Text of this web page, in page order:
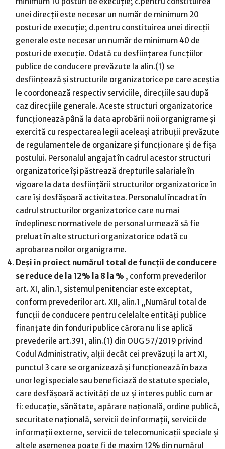
unei direcții este necesar un număr de minimum 20
posturi de execuție; d.pentru constituirea unei direcții
generale este necesar un număr de minimum 40 de
posturi de execuție. Odată cu desființarea funcțiilor
publice de conducere prevăzute la alin.(1) se
desființează și structurile organizatorice pe care aceștia
le coordonează respectiv serviciile, direcțiile sau după
caz direcțiile generale. Aceste structuri organizatorice
funcționează până la data aprobării noii organigrame și
exercită cu respectarea legii aceleași atribuții prevăzute
de regulamentele de organizare și funcționare și de fișa
postului. Personalul angajat în cadrul acestor structuri
organizatorice își păstrează drepturile salariale în
vigoare la data desființării structurilor organizatorice în
care își desfășoară activitatea. Personalul încadrat în
cadrul structurilor organizatorice care nu mai
îndeplinesc normativele de personal urmează să fie
preluat în alte structuri organizatorice odată cu
aprobarea noilor organigrame.
Deși in proiect numărul total de funcții de conducere
se reduce de la 12% la 8 la % , conform prevederilor
art. XI, alin.1, sistemul penitenciar este exceptat,
conform prevederilor art. XII, alin.1 „Numărul total de
funcții de conducere pentru celelalte entități publice
finanțate din fonduri publice cărora nu li se aplică
prevederile art.391, alin.(1) din OUG 57/2019 privind
Codul Administrativ, alții decât cei prevăzuți la art XI,
punctul 3 care se organizează și funcționează în baza
unor legi speciale sau beneficiază de statute speciale,
care desfășoară activități de uz și interes public cum ar
fi: educație, sănătate, apărare națională, ordine publică,
securitate națională, servicii de informații, servicii de
informații externe, servicii de telecomunicații speciale și
altele asemenea poate fi de maxim 12% din numărul